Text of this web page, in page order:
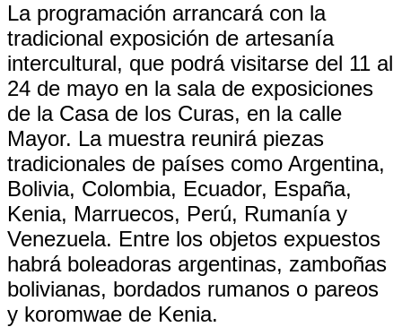
La programación arrancará con la
tradicional exposición de artesanía
intercultural, que podrá visitarse del 11 al
24 de mayo en la sala de exposiciones
de la Casa de los Curas, en la calle
Mayor. La muestra reunirá piezas
tradicionales de países como Argentina,
Bolivia, Colombia, Ecuador, España,
Kenia, Marruecos, Perú, Rumanía y
Venezuela. Entre los objetos expuestos
habrá boleadoras argentinas, zamboñas
bolivianas, bordados rumanos o pareos
y koromwae de Kenia.